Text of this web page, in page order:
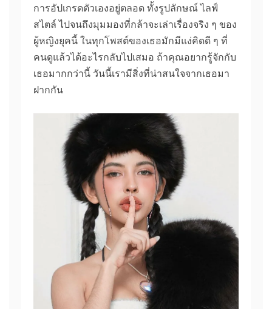
การอัปเกรดตัวเองอยู่ตลอด ทั้งรูปลักษณ์ ไลฟ์
สไตล์ ไปจนถึงมุมมองที่กล้าจะเล่าเรื่องจริง ๆ ของ
ผู้หญิงยุคนี้ ในทุกโพสต์ของเธอมักมีแง่คิดดี ๆ ที่
คนดูแล้วได้อะไรกลับไปเสมอ ถ้าคุณอยากรู้จักกับ
เธอมากกว่านี้ วันนี้เรามีสิ่งที่น่าสนใจจากเธอมา
ฝากกัน